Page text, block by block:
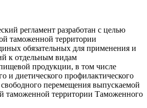
регламент разработан с целью
таможенной территории
обязательных для применения и
к отдельным видам
продукции, в том числе
и диетического профилактического
перемещения выпускаемой
таможенной территории Таможенного